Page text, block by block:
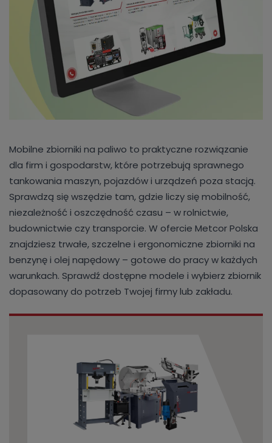
Mobilne zbiorniki na paliwo to praktyczne rozwiązanie
dla firm i gospodarstw, które potrzebują sprawnego
tankowania maszyn, pojazdów i urządzeń poza stacją.
Sprawdzą się wszędzie tam, gdzie liczy się mobilność,
niezależność i oszczędność czasu – w rolnictwie,
budownictwie czy transporcie. W ofercie Metcor Polska
znajdziesz trwałe, szczelne i ergonomiczne zbiorniki na
benzynę i olej napędowy – gotowe do pracy w każdych
warunkach. Sprawdź dostępne modele i wybierz zbiornik
dopasowany do potrzeb Twojej firmy lub zakładu.